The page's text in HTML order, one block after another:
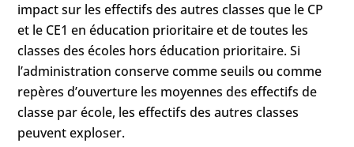
impact sur les effectifs des autres classes que le CP
et le CE1 en éducation prioritaire et de toutes les
classes des écoles hors éducation prioritaire. Si
l’administration conserve comme seuils ou comme
repères d’ouverture les moyennes des effectifs de
classe par école, les effectifs des autres classes
peuvent exploser.